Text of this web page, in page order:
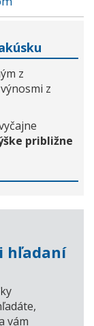
z
z
približne
hľadaní
vám